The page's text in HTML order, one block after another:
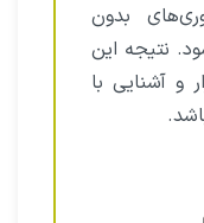
بدون
نتیجه این
و آشنایی با